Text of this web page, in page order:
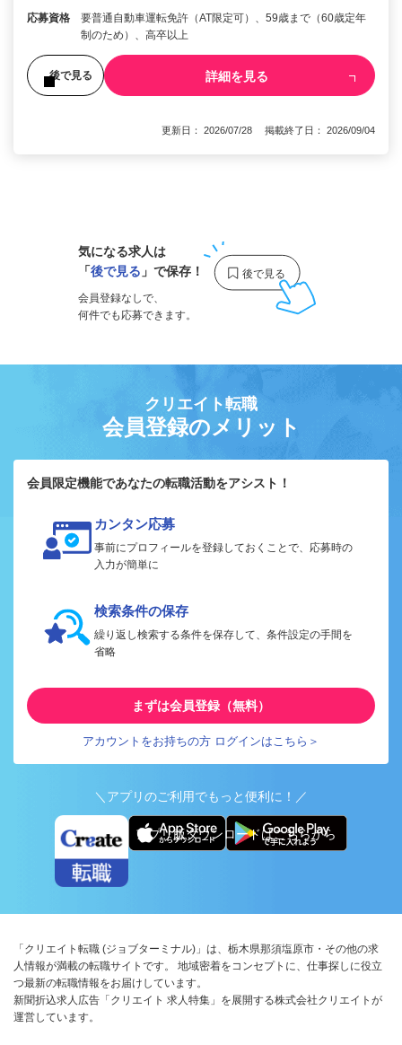
応募資格
要普通自動車運転免許（AT限定可）、59歳まで（60歳定年
制のため）、高卒以上
後で見る 詳細を見る
更新日： 2026/07/28 掲載終了日： 2026/09/04
気になる求人は
「後で見る 」で保存！
会員登録なしで、
何件でも応募できます。
クリエイト転職
会員登録のメリット
会員限定機能であなたの転職活動をアシスト！
カンタン応募
事前にプロフィールを登録しておくことで、応募時の
入力が簡単に
検索条件の保存
繰り返し検索する条件を保存して、条件設定の手間を
省略
まずは会員登録（無料）
アカウントをお持ちの方 ログインはこちら＞
＼アプリのご利用でもっと便利に！／
アプリ版ダウンロードはこちらから
「クリエイト転職 (ジョブターミナル)」は、栃木県那須塩原市・その他の求
人情報が満載の転職サイトです。 地域密着をコンセプトに、仕事探しに役立
つ最新の転職情報をお届けしています。
新聞折込求人広告「クリエイト 求人特集」を展開する株式会社クリエイトが
運営しています。